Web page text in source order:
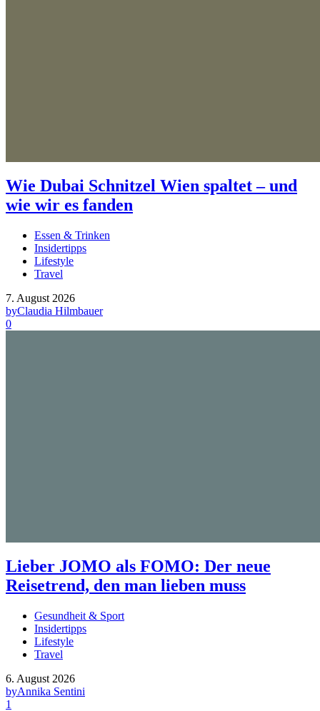
Wie Dubai Schnitzel Wien spaltet – und
wie wir es fanden
Essen & Trinken
Insidertipps
Lifestyle
Travel
7. August 2026
byClaudia Hilmbauer
0
Lieber JOMO als FOMO: Der neue
Reisetrend, den man lieben muss
Gesundheit & Sport
Insidertipps
Lifestyle
Travel
6. August 2026
byAnnika Sentini
1